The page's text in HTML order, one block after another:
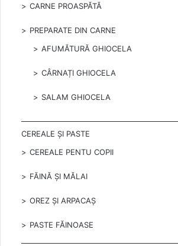
CARNE PROASPĂTĂ
PREPARATE DIN CARNE
AFUMĂTURĂ GHIOCELA
CÂRNAȚI GHIOCELA
SALAM GHIOCELA
CEREALE ȘI PASTE
CEREALE PENTU COPII
FĂINĂ ȘI MĂLAI
OREZ ȘI ARPACAȘ
PASTE FĂINOASE